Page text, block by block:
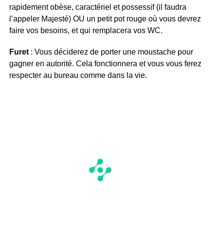
rapidement obèse, caractériel et possessif (il faudra
l’appeler Majesté) OU un petit pot rouge où vous devrez
faire vos besoins, et qui remplacera vos WC.
Furet : Vous déciderez de porter une moustache pour
gagner en autorité. Cela fonctionnera et vous vous ferez
respecter au bureau comme dans la vie.